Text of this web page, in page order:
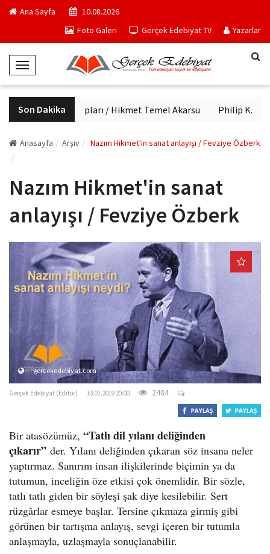
Ana Sayfa
10.08.2026
Foto Galeri
Gerçek Edebiyat TV Yazarlar
T
o
g
g
e
v
g
t
o
n
Son Dakika
Haftanın kitapları / Hikmet Temel Akarsu Philip K.
Anasayfa Arşiv Nazım Hikmet'in sanat anlayışı / Fevziye Özberk
Nazım Hikmet'in sanat
anlayışı / Fevziye Özberk
gercekedebiyat.com
Gerçek Edebiyat (Editör) 13.01.2019 20:00 2484
Bir atasözümüz, “Tatlı dil yılanı deliğinden
çıkarır” der. Yılanı deliğinden çıkaran söz insana neler
yaptırmaz. Sanırım insan ilişkilerinde biçimin ya da
tutumun, inceliğin öze etkisi çok önemlidir. Bir sözle,
tatlı tatlı giden bir söyleşi şak diye kesilebilir. Sert
rüzgârlar esmeye başlar. Tersine çıkmaza girmiş gibi
görünen bir tartışma anlayış, sevgi içeren bir tutumla
anlaşmayla, uzlaşmayla sonuçlanabilir.